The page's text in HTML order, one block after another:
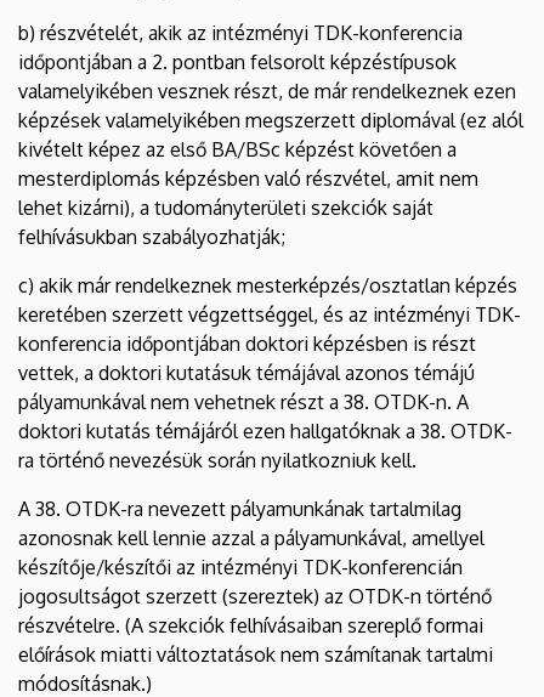
b) részvételét, akik az intézményi TDK-konferencia
időpontjában a 2. pontban felsorolt képzéstípusok
valamelyikében vesznek részt, de már rendelkeznek ezen
képzések valamelyikében megszerzett diplomával (ez alól
kivételt képez az első BA/BSc képzést követően a
mesterdiplomás képzésben való részvétel, amit nem
lehet kizárni), a tudományterületi szekciók saját
felhívásukban szabályozhatják;
c) akik már rendelkeznek mesterképzés/osztatlan képzés
keretében szerzett végzettséggel, és az intézményi TDK-
konferencia időpontjában doktori képzésben is részt
vettek, a doktori kutatásuk témájával azonos témájú
pályamunkával nem vehetnek részt a 38. OTDK-n. A
doktori kutatás témájáról ezen hallgatóknak a 38. OTDK-
ra történő nevezésük során nyilatkozniuk kell.
A 38. OTDK-ra nevezett pályamunkának tartalmilag
azonosnak kell lennie azzal a pályamunkával, amellyel
készítője/készítői az intézményi TDK-konferencián
jogosultságot szerzett (szereztek) az OTDK-n történő
részvételre. (A szekciók felhívásaiban szereplő formai
előírások miatti változtatások nem számítanak tartalmi
módosításnak.)